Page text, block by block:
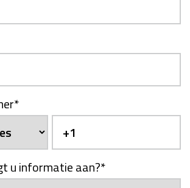
*
u informatie aan?*